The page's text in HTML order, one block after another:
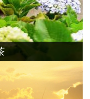
了一口茶，
代。